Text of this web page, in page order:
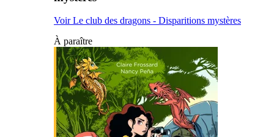
Voir Le club des dragons - Disparitions mystères
À paraître